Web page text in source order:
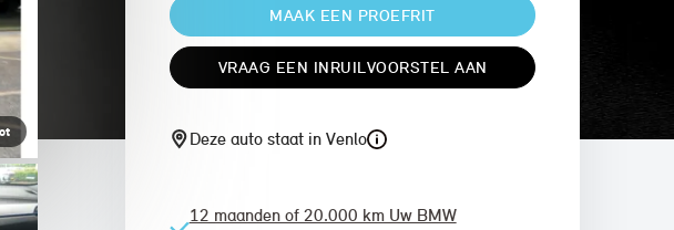
MAAK EEN PROEFRIT
VRAAG EEN INRUILVOORSTEL AAN
Deze auto staat in Venlo
12 maanden of 20.000 km Uw BMW